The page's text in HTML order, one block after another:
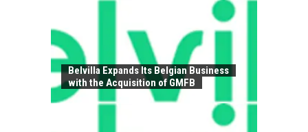
Belvilla Expands Its Belgian Business
with the Acquisition of GMFB
TECNOLÓGICO DE
AMÉRICA LATINA:
AVANCES Y DESAFÍOS
Chile como hub
tecnológico de